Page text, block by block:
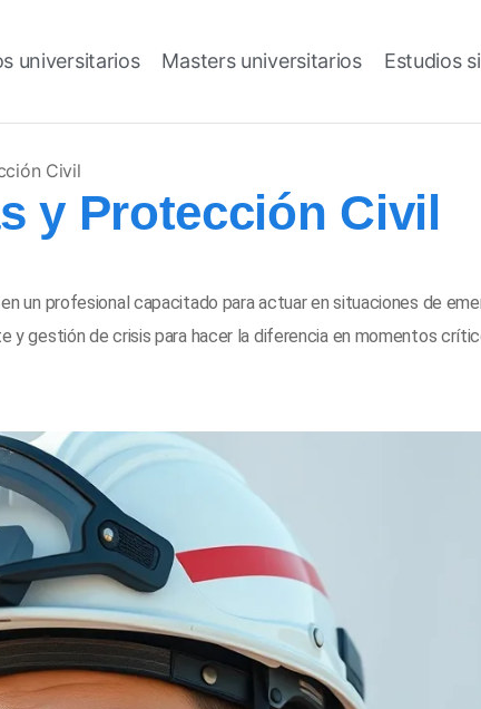
universitarios Masters universitarios Estudios
Civil
y Protección Civil
un profesional capacitado para actuar en situaciones de
gestión de crisis para hacer la diferencia en momentos